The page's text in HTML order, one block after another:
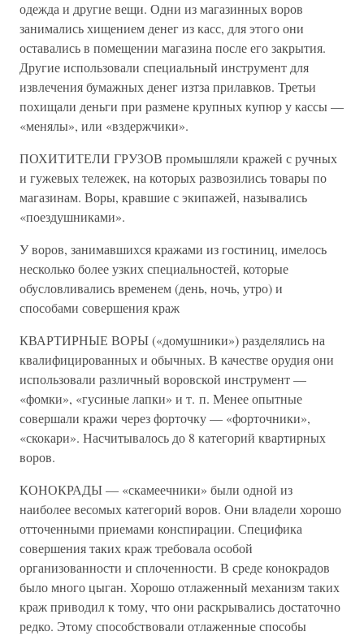
одежда и другие вещи. Одни из магазинных воров
занимались хищением денег из касс, для этого они
оставались в помещении магазина после его закрытия.
Другие использовали специальный инструмент для
извлечения бумажных денег изтза прилавков. Третьи
похищали деньги при размене крупных купюр у кассы —
«менялы», или «вздержчики».
ПОХИТИТЕЛИ ГРУЗОВ промышляли кражей с ручных
и гужевых тележек, на которых развозились товары по
магазинам. Воры, кравшие с экипажей, назывались
«поездушниками».
У воров, занимавшихся кражами из гостиниц, имелось
несколько более узких специальностей, которые
обусловливались временем (день, ночь, утро) и
способами совершения краж
КВАРТИРНЫЕ ВОРЫ («домушники») разделялись на
квалифицированных и обычных. В качестве орудия они
использовали различный воровской инструмент —
«фомки», «гусиные лапки» и т. п. Менее опытные
совершали кражи через форточку — «форточники»,
«скокари». Насчитывалось до 8 категорий квартирных
воров.
КОНОКРАДЫ — «скамеечники» были одной из
наиболее весомых категорий воров. Они владели хорошо
отточенными приемами конспирации. Специфика
совершения таких краж требовала особой
организованности и сплоченности. В среде конокрадов
было много цыган. Хорошо отлаженный механизм таких
краж приводил к тому, что они раскрывались достаточно
редко. Этому способствовали отлаженные способы